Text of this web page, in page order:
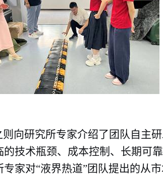
向研究所专家介绍了团队自主
技术瓶颈、成本控制、长期可
家对“液界热道”团队提出的从